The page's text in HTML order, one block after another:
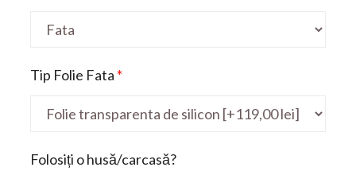
Tip Folie Fata *
Folosiți o husă/carcasă?